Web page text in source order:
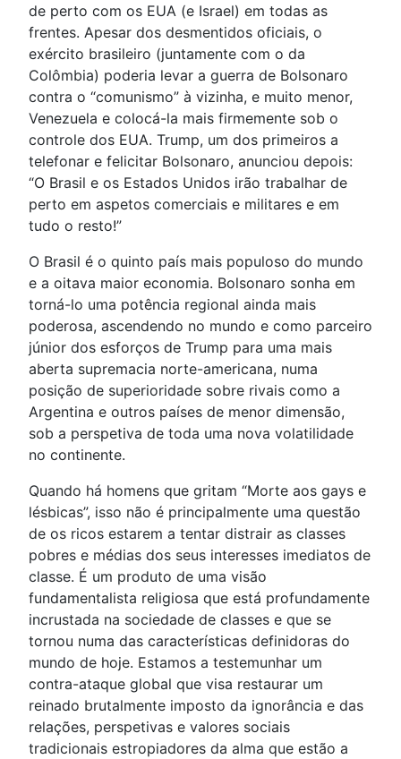
de perto com os EUA (e Israel) em todas as
frentes. Apesar dos desmentidos oficiais, o
exército brasileiro (juntamente com o da
Colômbia) poderia levar a guerra de Bolsonaro
contra o “comunismo” à vizinha, e muito menor,
Venezuela e colocá-la mais firmemente sob o
controle dos EUA. Trump, um dos primeiros a
telefonar e felicitar Bolsonaro, anunciou depois:
“O Brasil e os Estados Unidos irão trabalhar de
perto em aspetos comerciais e militares e em
tudo o resto!”
O Brasil é o quinto país mais populoso do mundo
e a oitava maior economia. Bolsonaro sonha em
torná-lo uma potência regional ainda mais
poderosa, ascendendo no mundo e como parceiro
júnior dos esforços de Trump para uma mais
aberta supremacia norte-americana, numa
posição de superioridade sobre rivais como a
Argentina e outros países de menor dimensão,
sob a perspetiva de toda uma nova volatilidade
no continente.
Quando há homens que gritam “Morte aos gays e
lésbicas”, isso não é principalmente uma questão
de os ricos estarem a tentar distrair as classes
pobres e médias dos seus interesses imediatos de
classe. É um produto de uma visão
fundamentalista religiosa que está profundamente
incrustada na sociedade de classes e que se
tornou numa das características definidoras do
mundo de hoje. Estamos a testemunhar um
contra-ataque global que visa restaurar um
reinado brutalmente imposto da ignorância e das
relações, perspetivas e valores sociais
tradicionais estropiadores da alma que estão a